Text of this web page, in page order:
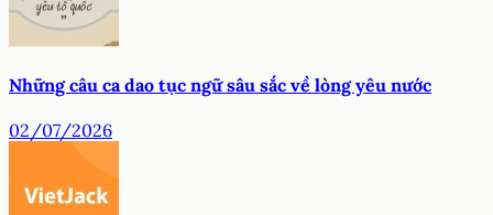
Những câu ca dao tục ngữ sâu sắc về lòng yêu nước
02/07/2026